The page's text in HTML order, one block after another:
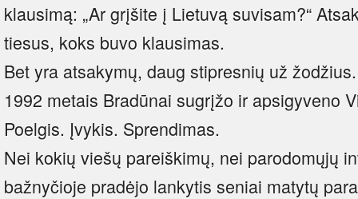
klausimą: „Ar grįšite į Lietuvą suvisam?“
tiesus, koks buvo klausimas.
Bet yra atsakymų, daug stipresnių už žodžius.
1992 metais Bradūnai sugrįžo ir apsigyveno
Poelgis. Įvykis. Sprendimas.
Nei kokių viešų pareiškimų, nei parodomųjų
bažnyčioje pradėjo lankytis seniai matytų